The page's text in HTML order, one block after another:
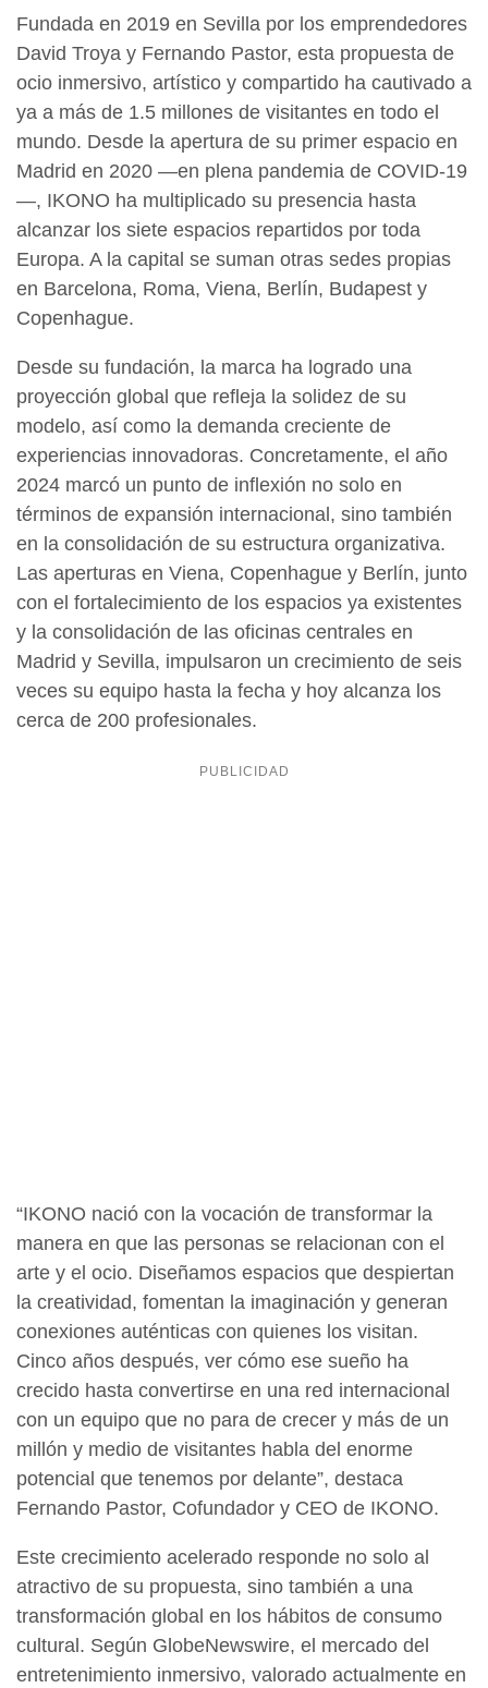
Fundada en 2019 en Sevilla por los emprendedores
David Troya y Fernando Pastor, esta propuesta de
ocio inmersivo, artístico y compartido ha cautivado a
ya a más de 1.5 millones de visitantes en todo el
mundo. Desde la apertura de su primer espacio en
Madrid en 2020 —en plena pandemia de COVID-19
—, IKONO ha multiplicado su presencia hasta
alcanzar los siete espacios repartidos por toda
Europa. A la capital se suman otras sedes propias
en Barcelona, Roma, Viena, Berlín, Budapest y
Copenhague.
Desde su fundación, la marca ha logrado una
proyección global que refleja la solidez de su
modelo, así como la demanda creciente de
experiencias innovadoras. Concretamente, el año
2024 marcó un punto de inflexión no solo en
términos de expansión internacional, sino también
en la consolidación de su estructura organizativa.
Las aperturas en Viena, Copenhague y Berlín, junto
con el fortalecimiento de los espacios ya existentes
y la consolidación de las oficinas centrales en
Madrid y Sevilla, impulsaron un crecimiento de seis
veces su equipo hasta la fecha y hoy alcanza los
cerca de 200 profesionales.
“IKONO nació con la vocación de transformar la
manera en que las personas se relacionan con el
arte y el ocio. Diseñamos espacios que despiertan
la creatividad, fomentan la imaginación y generan
conexiones auténticas con quienes los visitan.
Cinco años después, ver cómo ese sueño ha
crecido hasta convertirse en una red internacional
con un equipo que no para de crecer y más de un
millón y medio de visitantes habla del enorme
potencial que tenemos por delante”, destaca
Fernando Pastor, Cofundador y CEO de IKONO.
Este crecimiento acelerado responde no solo al
atractivo de su propuesta, sino también a una
transformación global en los hábitos de consumo
cultural. Según GlobeNewswire, el mercado del
entretenimiento inmersivo, valorado actualmente en